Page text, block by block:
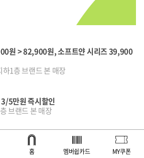
원 > 82,900원, 소프트얀 시리즈 39,900
1층 브랜드 본 매장
5만원 즉시할인
브랜드 본 매장
홈 멤버쉽카드 MY쿠폰